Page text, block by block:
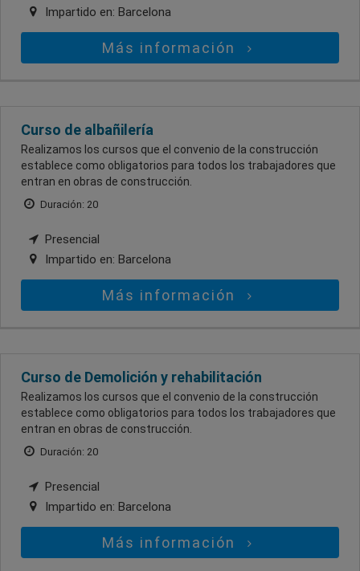
Impartido en: Barcelona
Más información
Curso de albañilería
Realizamos los cursos que el convenio de la construcción
establece como obligatorios para todos los trabajadores que
entran en obras de construcción.
Duración: 20
Presencial
Impartido en: Barcelona
Más información
Curso de Demolición y rehabilitación
Realizamos los cursos que el convenio de la construcción
establece como obligatorios para todos los trabajadores que
entran en obras de construcción.
Duración: 20
Presencial
Impartido en: Barcelona
Más información